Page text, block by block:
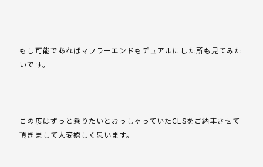
もし可能であればマフラーエンドもデュアルにした所も見てみた
いです。
この度はずっと乗りたいとおっしゃっていたCLSをご納車させて
頂きまして大変嬉しく思います。